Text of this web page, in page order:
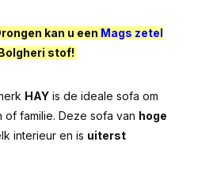
kan u een Mags zetel
stof!
HAY is de ideale sofa om
of familie. Deze sofa van hoge
interieur en is uiterst